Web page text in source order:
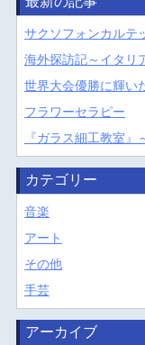
サクソフォンカルテ
海外探訪記～イタリ
世界大会優勝に輝い
フラワーセラピー
『ガラス細工教室
カテゴリー
音楽
アート
その他
手芸
アーカイブ